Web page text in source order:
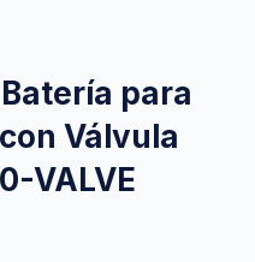
para
Válvula
VALVE